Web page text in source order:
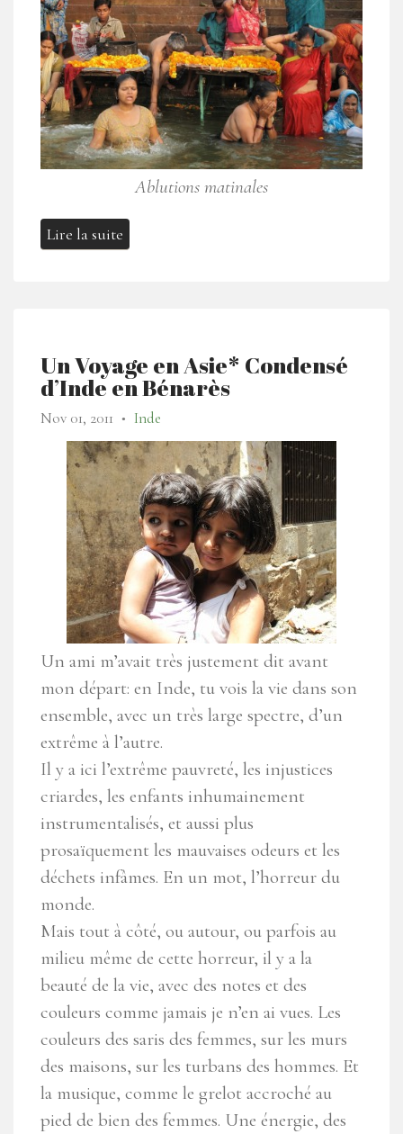
Ablutions matinales
Lire la suite
Un Voyage en Asie* Condensé
d’Inde en Bénarès
Nov 01, 2011 ● Inde
Un ami m’avait très justement dit avant
mon départ: en Inde, tu vois la vie dans son
ensemble, avec un très large spectre, d’un
extrême à l’autre.
Il y a ici l’extrême pauvreté, les injustices
criardes, les enfants inhumainement
instrumentalisés, et aussi plus
prosaïquement les mauvaises odeurs et les
déchets infâmes. En un mot, l’horreur du
monde.
Mais tout à côté, ou autour, ou parfois au
milieu même de cette horreur, il y a la
beauté de la vie, avec des notes et des
couleurs comme jamais je n’en ai vues. Les
couleurs des saris des femmes, sur les murs
des maisons, sur les turbans des hommes. Et
la musique, comme le grelot accroché au
pied de bien des femmes. Une énergie, des